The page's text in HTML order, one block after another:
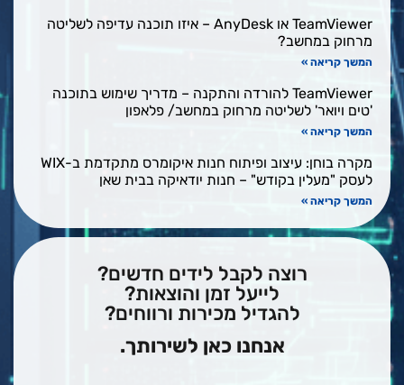
TeamViewer או AnyDesk – איזו תוכנה עדיפה לשליטה
מרחוק במחשב?
המשך קריאה »
TeamViewer להורדה והתקנה – מדריך שימוש בתוכנה
'טים ויואר' לשליטה מרחוק במחשב/ פלאפון
המשך קריאה »
מקרה בוחן: עיצוב ופיתוח חנות איקומרס מתקדמת ב-WIX
לעסק "מעלין בקודש" – חנות יודאיקה בבית שאן
המשך קריאה »
רוצה לקבל לידים חדשים?
לייעל זמן והוצאות?
להגדיל מכירות ורווחים?
אנחנו כאן לשירותך.